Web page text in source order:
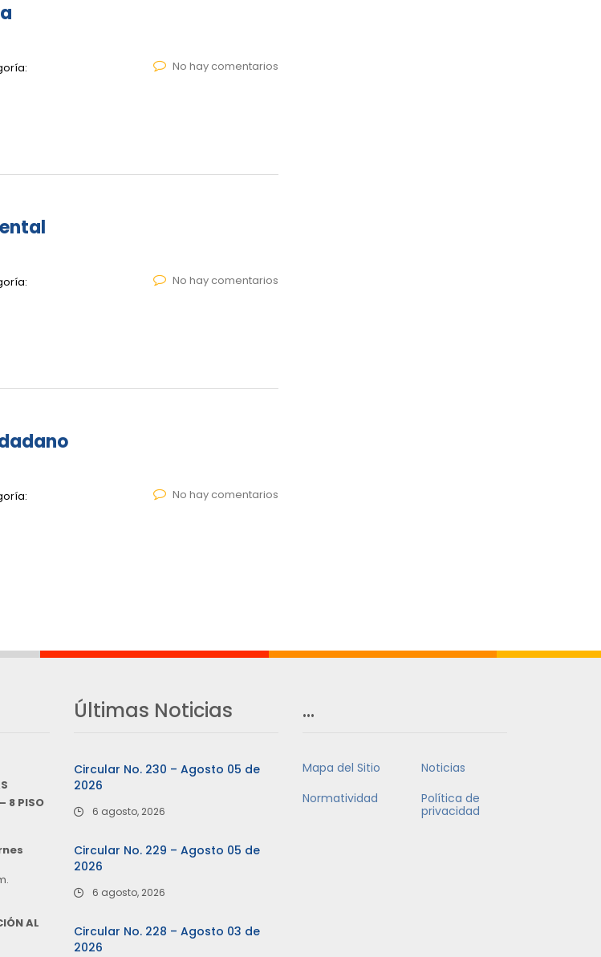
No hay comentarios
No hay comentarios
No hay comentarios
8 PISO
AL
Últimas Noticias
Circular No. 230 – Agosto 05 de
2026
6 agosto, 2026
Circular No. 229 – Agosto 05 de
2026
6 agosto, 2026
Circular No. 228 – Agosto 03 de
2026
…
Mapa del Sitio
Noticias
Normatividad
Política de
privacidad